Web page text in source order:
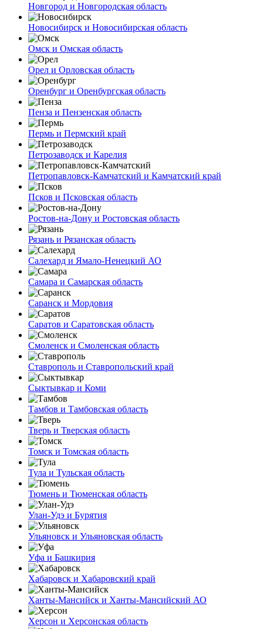
Новгород и Новгородская область
Новосибирск и Новосибирская область
Омск и Омская область
Орел и Орловская область
Оренбург и Оренбургская область
Пенза и Пензенская область
Пермь и Пермский край
Петрозаводск и Карелия
Петропавловск-Камчатский и Камчатский край
Псков и Псковская область
Ростов-на-Дону и Ростовская область
Рязань и Рязанская область
Салехард и Ямало-Ненецкий АО
Самара и Самарская область
Саранск и Мордовия
Саратов и Саратовская область
Смоленск и Смоленская область
Ставрополь и Ставропольский край
Сыктывкар и Коми
Тамбов и Тамбовская область
Тверь и Тверская область
Томск и Томская область
Тула и Тульская область
Тюмень и Тюменская область
Улан-Удэ и Бурятия
Ульяновск и Ульяновская область
Уфа и Башкирия
Хабаровск и Хабаровский край
Ханты-Мансийск и Ханты-Мансийский АО
Херсон и Херсонская область